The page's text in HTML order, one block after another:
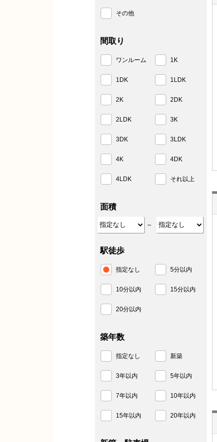
その他
間取り
ワンルーム 1K
1DK 1LDK
2K 2DK
2LDK 3K
3DK 3LDK
4K 4DK
4LDK それ以上
面積
～
駅徒歩
指定なし 5分以内
10分以内 15分以内
20分以内
築年数
指定なし 新築
3年以内 5年以内
7年以内 10年以内
15年以内 20年以内